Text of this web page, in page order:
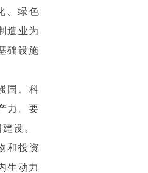
、绿色
造业为
础设施
国、科
力。要
设。
和投资
生动力